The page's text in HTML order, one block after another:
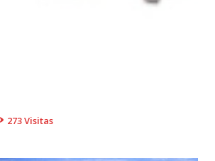
273Visitas